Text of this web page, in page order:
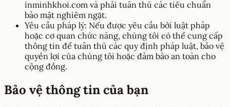
inminhkhoi.com và phải tuân thủ các tiêu chuẩn
bảo mật nghiêm ngặt.
Yêu cầu pháp lý: Nếu được yêu cầu bởi luật pháp
hoặc cơ quan chức năng, chúng tôi có thể cung cấp
thông tin để tuân thủ các quy định pháp luật, bảo vệ
quyền lợi của chúng tôi hoặc đảm bảo an toàn cho
cộng đồng.
Bảo vệ thông tin của bạn